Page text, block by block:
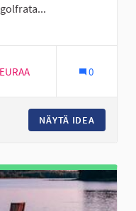
Seinäjoki
SEURAAJAA 0
NÄYTÄ IDEA